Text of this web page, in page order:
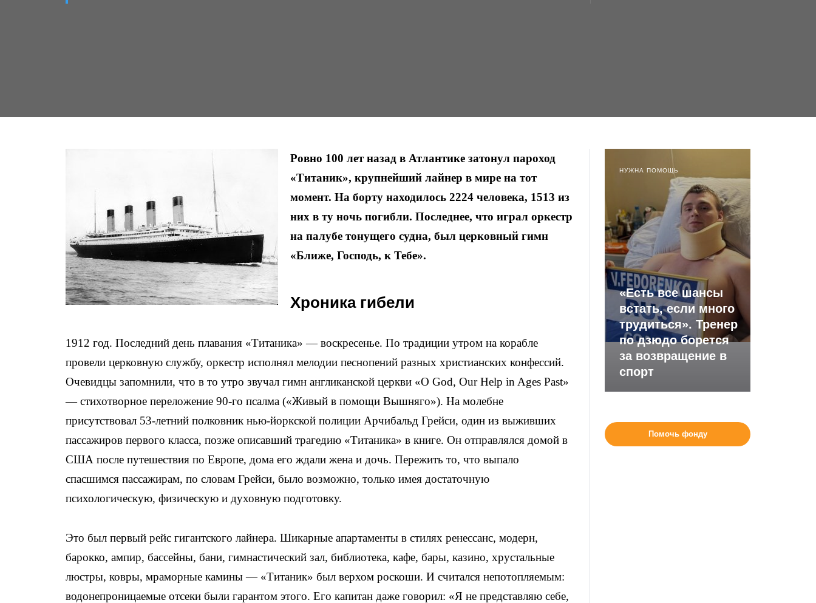
Ровно 100 лет назад в Атлантике затонул пароход
«Титаник», крупнейший лайнер в мире на тот
момент. На борту находилось 2224 человека, 1513 из
них в ту ночь погибли. Последнее, что играл оркестр
на палубе тонущего судна, был церковный гимн
«Ближе, Господь, к Тебе».
Хроника гибели
1912 год. Последний день плавания «Титаника» — воскресенье. По традиции утром на корабле
провели церковную службу, оркестр исполнял мелодии песнопений разных христианских конфессий.
Очевидцы запомнили, что в то утро звучал гимн англиканской церкви «O God, Our Help in Ages Past»
— стихотворное переложение 90-го псалма («Живый в помощи Вышняго»). На молебне
присутствовал 53-летний полковник нью-йоркской полиции Арчибальд Грейси, один из выживших
пассажиров первого класса, позже описавший трагедию «Титаника» в книге. Он отправлялся домой в
США после путешествия по Европе, дома его ждали жена и дочь. Пережить то, что выпало
спасшимся пассажирам, по словам Грейси, было возможно, только имея достаточную
психологическую, физическую и духовную подготовку.
Это был первый рейс гигантского лайнера. Шикарные апартаменты в стилях ренессанс, модерн,
барокко, ампир, бассейны, бани, гимнастический зал, библиотека, кафе, бары, казино, хрустальные
люстры, ковры, мраморные камины — «Титаник» был верхом роскоши. И считался непотопляемым:
водонепроницаемые отсеки были гарантом этого. Его капитан даже говорил: «Я не представляю себе,
НУЖНА ПОМОЩЬ
«Есть все шансы
встать, если много
трудиться». Тренер
по дзюдо борется
за возвращение в
спорт
Помочь фонду